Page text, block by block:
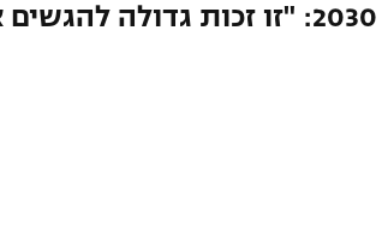
הראשון של האקדמיה, סגר עד 2030: "זו זכות גדולה